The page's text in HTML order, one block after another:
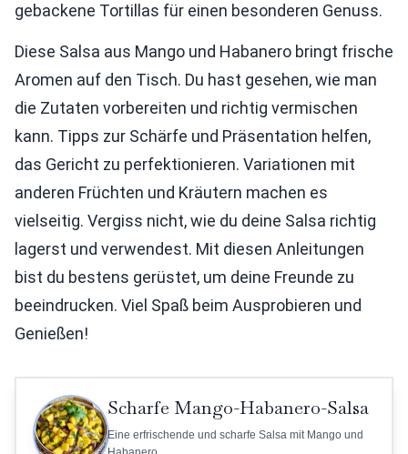
gebackene Tortillas für einen besonderen Genuss.
Diese Salsa aus Mango und Habanero bringt frische
Aromen auf den Tisch. Du hast gesehen, wie man
die Zutaten vorbereiten und richtig vermischen
kann. Tipps zur Schärfe und Präsentation helfen,
das Gericht zu perfektionieren. Variationen mit
anderen Früchten und Kräutern machen es
vielseitig. Vergiss nicht, wie du deine Salsa richtig
lagerst und verwendest. Mit diesen Anleitungen
bist du bestens gerüstet, um deine Freunde zu
beeindrucken. Viel Spaß beim Ausprobieren und
Genießen!
Scharfe Mango-Habanero-Salsa
Eine erfrischende und scharfe Salsa mit Mango und